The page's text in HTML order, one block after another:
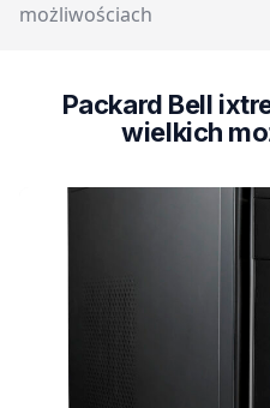
możliwościach
Packard Bell
wielkich